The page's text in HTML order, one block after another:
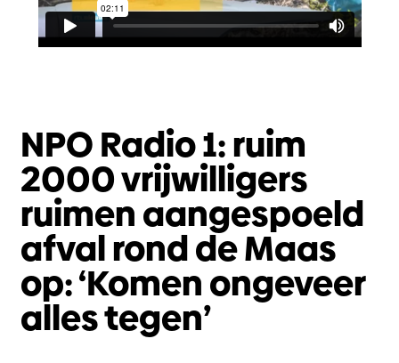
NPO Radio 1: ruim
2000 vrijwilligers
ruimen aangespoeld
afval rond de Maas
op: ‘Komen ongeveer
alles tegen’